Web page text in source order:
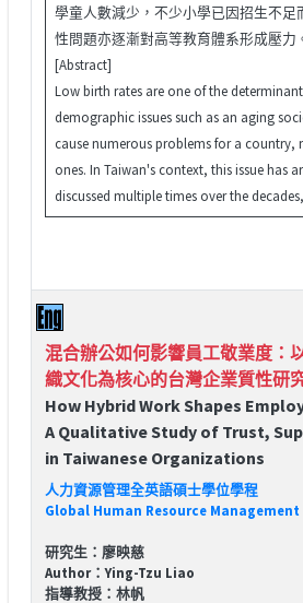
學童人數減少，不少小學已因招生不足
性問題亦逐漸對高等教育體系形成壓力
[Abstract]
Low birth rates are one of the
demographic issues such as an aging
cause numerous problems for a
ones. In Taiwan's context, this issue has
discussed multiple times over the
混合辦公如何影響員工敬業度：
織文化為核心的台灣企業質性研
How Hybrid Work Shapes
A Qualitative Study of Trust,
in Taiwanese Organizations
人力資源管理全英語碩士學位學程
Global Human Resource Management
研究生：廖映慈
Author：Ying-Tzu Liao
指導教授：林帆